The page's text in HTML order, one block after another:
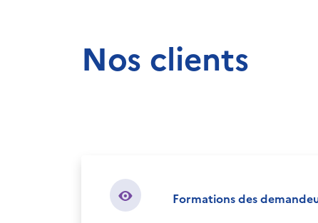
Nos clients
Formations des